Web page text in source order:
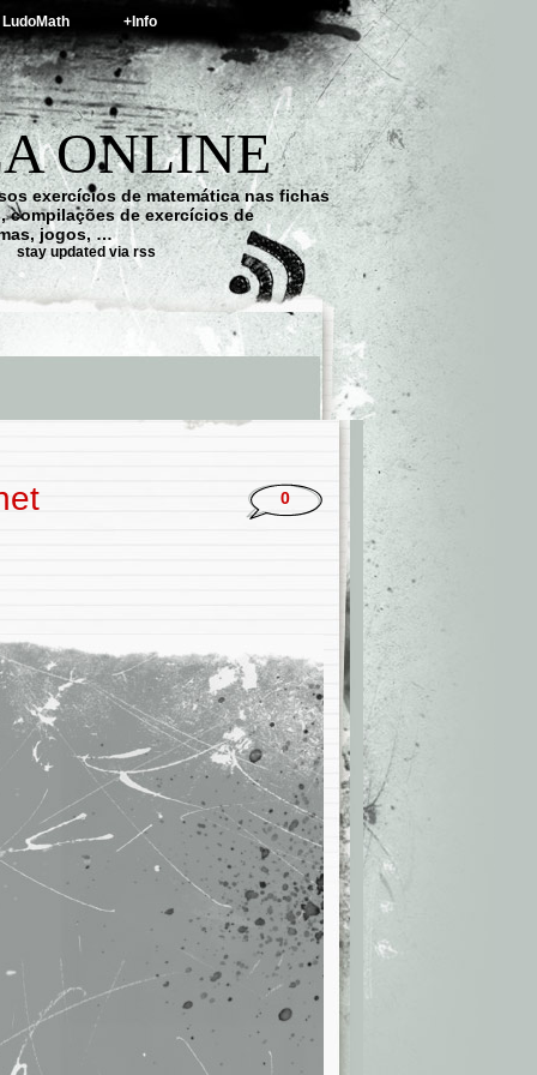
LudoMath +Info
ONLINE
exercícios de matemática nas fichas
compilações de exercícios de
jogos, …
stay updated via rss
0